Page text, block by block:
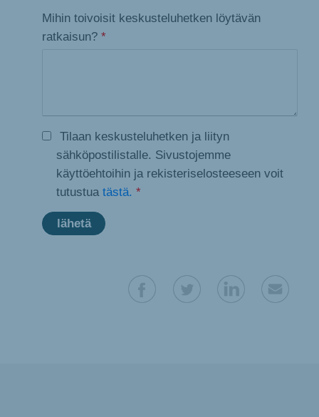
Mihin toivoisit keskusteluhetken löytävän
ratkaisun? *
Tilaan keskusteluhetken ja liityn
sähköpostilistalle. Sivustojemme
käyttöehtoihin ja rekisteriselosteeseen voit
tutustua tästä. *